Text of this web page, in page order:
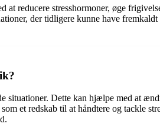
reducere stresshormoner, øge
der tidligere kunne have fremkaldt
situationer. Dette kan hjælpe med at
et redskab til at håndtere og tackle